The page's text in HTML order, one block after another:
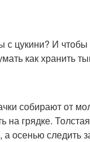
с цукини? И чтобы
как хранить
собирают от
на грядке.
осенью следить